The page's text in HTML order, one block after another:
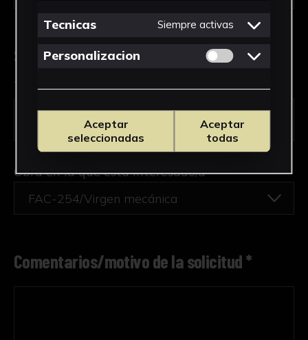
Solicitud de Servicio
Tipo de solicitud *
Obra en la que está interesado/a*
FAC-254/Virgen mecánica
Comentarios/motivo de la solicitud *
Tecnicas Siempre activas
Personalizacion Permitir cookies
Aceptar
seleccionadas
Aceptar
todas